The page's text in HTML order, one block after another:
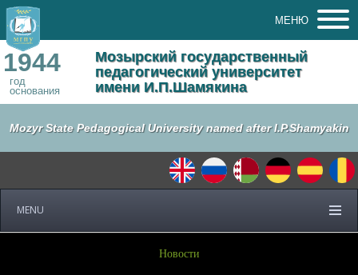
МЕНЮ
1944
год
основания
Мозырский государственный
педагогический университет
имени И.П.Шамякина
Mozyr State Pedagogical University named after I.P.Shamyakin
MENU
Новости